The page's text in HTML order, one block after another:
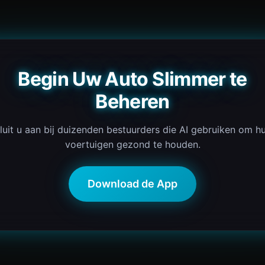
Begin Uw Auto Slimmer te
Beheren
u aan bij duizenden bestuurders die AI gebruiken om
voertuigen gezond te houden.
Download de App